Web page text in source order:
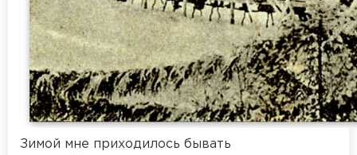
Зимой мне приходилось бывать